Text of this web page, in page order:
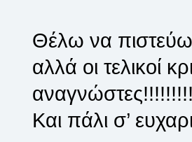
Θέλω να
αλλά οι τελικοί
Και πάλι σ’